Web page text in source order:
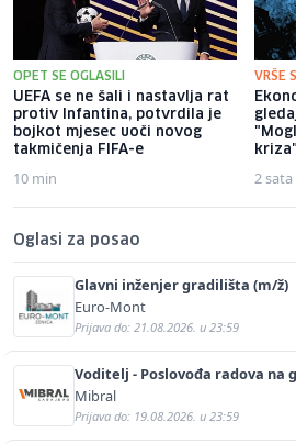
OPET SE OGLASILI
UEFA se ne šali i nastavlja rat
protiv Infantina, potvrdila je
bojkot mjesec uoči novog
takmičenja FIFA-e
10 min
VRŠE
kriza"
2 sata
Oglasi za posao
Glavni inženjer gradilišta (m/ž)
Euro-Mont
Prijava do: 21.08.2026. u 23:59
Voditelj - Poslovođa radova na
Mibral
Prijava do: 19.08.2026. u 23:59